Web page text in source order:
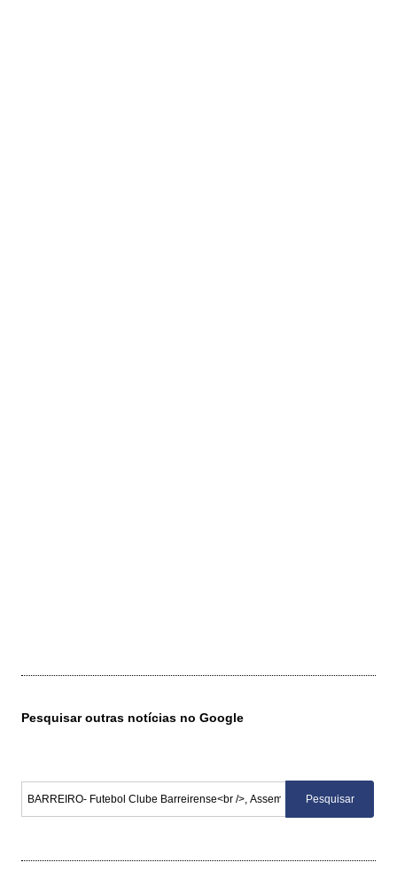
Pesquisar outras notícias no Google